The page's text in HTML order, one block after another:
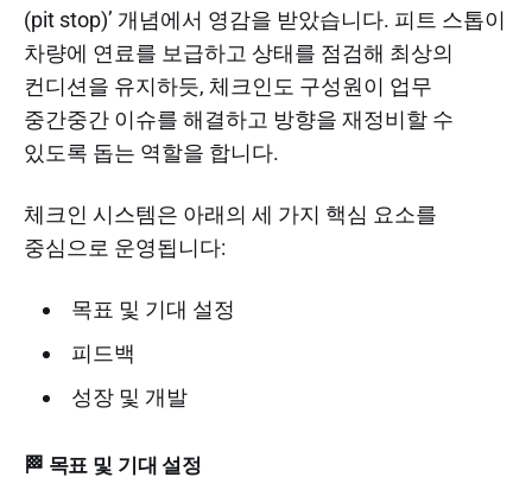
(pit stop)’ 개념에서 영감을 받았습니다. 피트 스톱이
차량에 연료를 보급하고 상태를 점검해 최상의
컨디션을 유지하듯, 체크인도 구성원이 업무
중간중간 이슈를 해결하고 방향을 재정비할 수
있도록 돕는 역할을 합니다.
체크인 시스템은 아래의 세 가지 핵심 요소를
중심으로 운영됩니다:
목표 및 기대 설정
피드백
성장 및 개발
🏁 목표 및 기대 설정